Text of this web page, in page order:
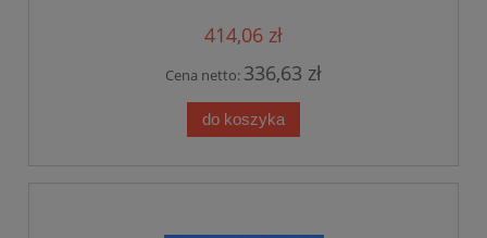
414,06 zł
Cena netto: 336,63 zł
do koszyka